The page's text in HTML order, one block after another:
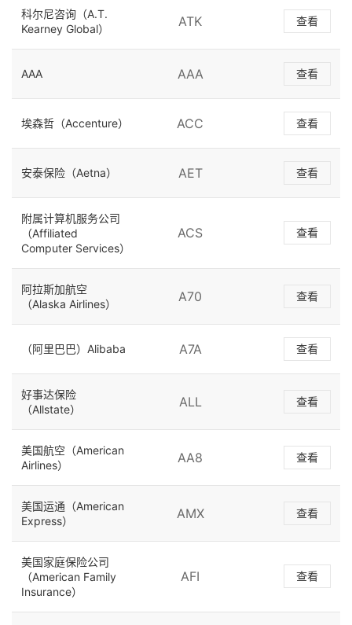
科尔尼咨询（A.T.
Kearney Global）
ATK 查看
AAA AAA 查看
埃森哲（Accenture） ACC 查看
安泰保险（Aetna） AET 查看
附属计算机服务公司
（Affiliated
Computer Services）
ACS 查看
阿拉斯加航空
（Alaska Airlines）
A70 查看
（阿里巴巴）Alibaba A7A 查看
好事达保险
（Allstate）
ALL 查看
美国航空（American
Airlines）
AA8 查看
美国运通（American
Express）
AMX 查看
美国家庭保险公司
（American Family
Insurance）
AFI 查看